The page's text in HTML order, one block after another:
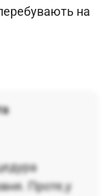
на
Проте,у